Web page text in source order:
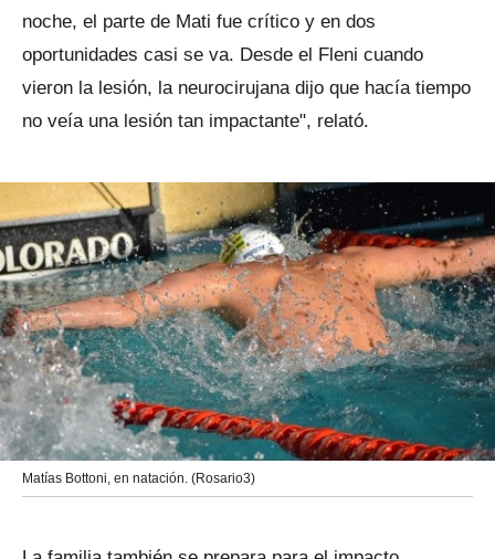
noche, el parte de Mati fue crítico y en dos
oportunidades casi se va. Desde el Fleni cuando
vieron la lesión, la neurocirujana dijo que hacía tiempo
no veía una lesión tan impactante", relató.
Matías Bottoni, en natación. (Rosario3)